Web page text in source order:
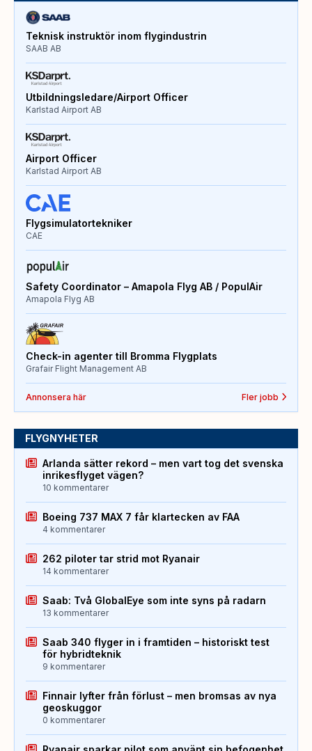
Teknisk instruktör inom flygindustrin
SAAB AB
Utbildningsledare/Airport Officer
Karlstad Airport AB
Airport Officer
Karlstad Airport AB
Flygsimulatortekniker
CAE
Safety Coordinator – Amapola Flyg AB / PopulAir
Amapola Flyg AB
Check-in agenter till Bromma Flygplats
Grafair Flight Management AB
Annonsera här Fler jobb
FLYGNYHETER
Arlanda sätter rekord – men vart tog det svenska
inrikesflyget vägen?
10 kommentarer
Boeing 737 MAX 7 får klartecken av FAA
4 kommentarer
262 piloter tar strid mot Ryanair
14 kommentarer
Saab: Två GlobalEye som inte syns på radarn
13 kommentarer
Saab 340 flyger in i framtiden – historiskt test
för hybridteknik
9 kommentarer
Finnair lyfter från förlust – men bromsas av nya
geoskuggor
0 kommentarer